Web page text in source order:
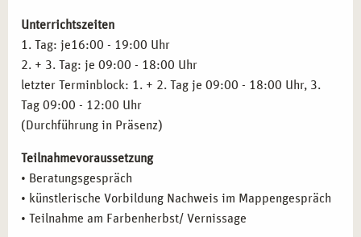
ZIELGRUPPEN FÜR DIE AUSBILDUNG IN BERLIN
Diese Ausbildung richtet sich an Menschen mit
künstlerischen Vorerfahrungen, wieMalerei,Fotografie
oderGrafikdesign , sowie an Fachkräfte aus der
Sozialpädagogik,Heilpädagogik
Kunstpädagogik
FAZIT
kunsttherapeutische
Psychopathologie
Klinische Pathologie
Praxistraining, Supervision und Selbsterfahrung
Inhalte des BasismodulsKreativ methodische Fachkraft
Unterrichtszeiten
1. Tag: je16:00 - 19:00 Uhr
2. + 3. Tag: je 09:00 - 18:00 Uhr
letzter Terminblock: 1. + 2. Tag je 09:00 - 18:00 Uhr, 3.
Tag 09:00 - 12:00 Uhr
(Durchführung in Präsenz)
Teilnahmevoraussetzung
• Beratungsgespräch
• künstlerische Vorbildung Nachweis im Mappengespräch
• Teilnahme am Farbenherbst/ Vernissage